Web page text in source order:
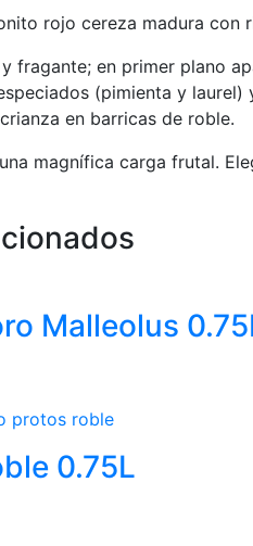
rojo cereza madura con
fragante; en primer plano
(pimienta y
en barricas de roble.
magnífica carga frutal.
Malleolus
0.75L